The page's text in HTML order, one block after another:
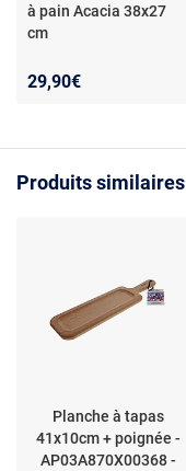
à pain Acacia 38x27
cm
29,90€
Produits similaires
Planche à tapas
41x10cm + poignée -
AP03A870X00368 -